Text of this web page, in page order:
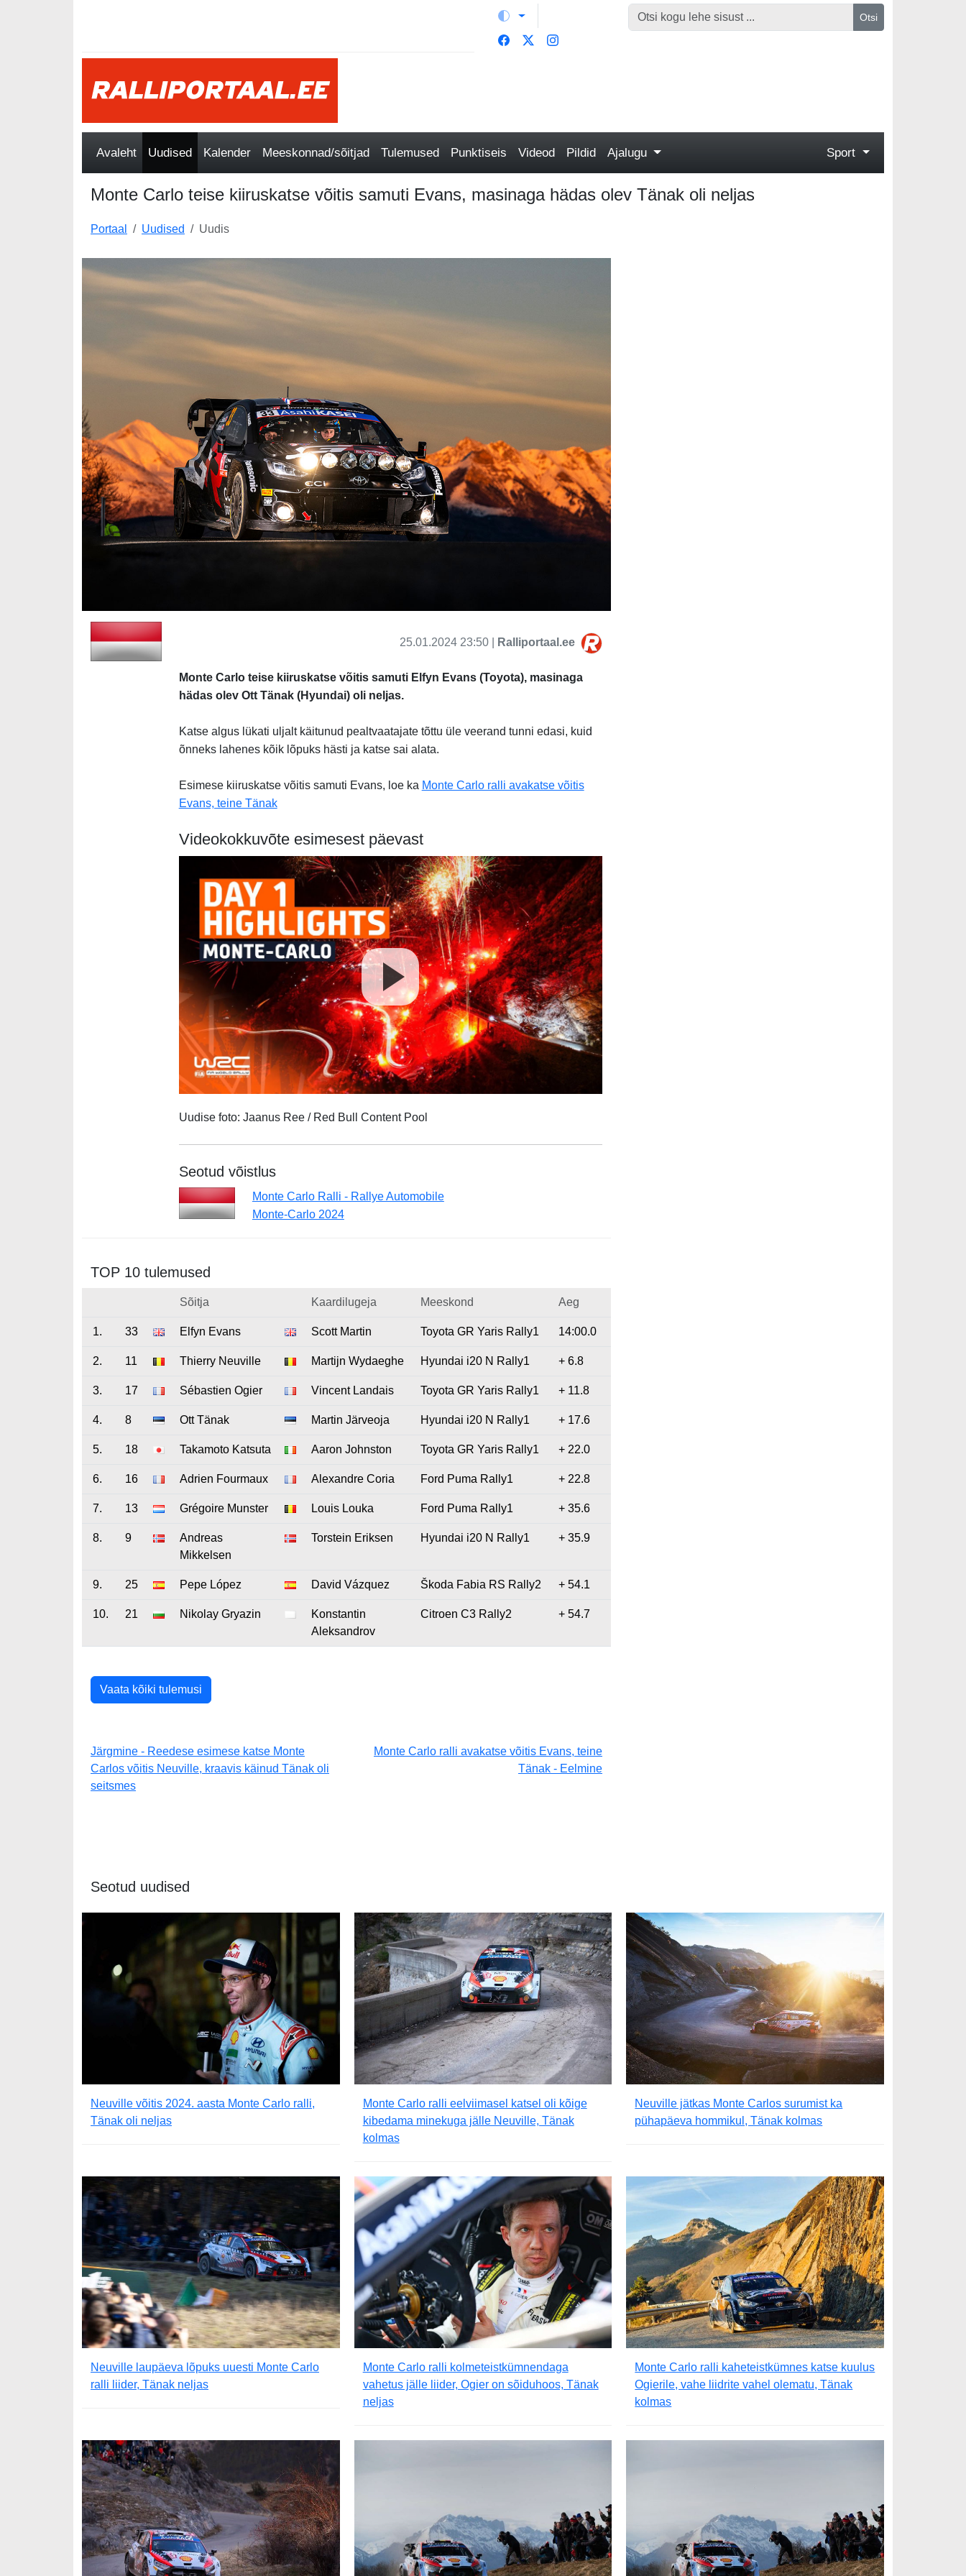
Otsi
Avaleht Uudised Kalender Meeskonnad/sõitjad Tulemused Punktiseis Videod Pildid Ajalugu Sport
Monte Carlo teise kiiruskatse võitis samuti Evans, masinaga hädas olev Tänak oli neljas
Portaal Uudised Uudis
25.01.2024 23:50 | Ralliportaal.ee
Monte Carlo teise kiiruskatse võitis samuti Elfyn Evans (Toyota), masinaga
hädas olev Ott Tänak (Hyundai) oli neljas.
Katse algus lükati uljalt käitunud pealtvaatajate tõttu üle veerand tunni edasi, kuid
õnneks lahenes kõik lõpuks hästi ja katse sai alata.
Esimese kiiruskatse võitis samuti Evans, loe ka Monte Carlo ralli avakatse võitis
Evans, teine Tänak
Videokokkuvõte esimesest päevast
Uudise foto: Jaanus Ree / Red Bull Content Pool
Seotud võistlus
Monte Carlo Ralli - Rallye Automobile
Monte-Carlo 2024
TOP 10 tulemused
Sõitja Kaardilugeja Meeskond Aeg
1. 33 Elfyn Evans Scott Martin Toyota GR Yaris Rally1 14:00.0
2. 11 Thierry Neuville Martijn Wydaeghe Hyundai i20 N Rally1 + 6.8
3. 17 Sébastien Ogier Vincent Landais Toyota GR Yaris Rally1 + 11.8
4. 8 Ott Tänak Martin Järveoja Hyundai i20 N Rally1 + 17.6
5. 18 Takamoto Katsuta Aaron Johnston Toyota GR Yaris Rally1 + 22.0
6. 16 Adrien Fourmaux Alexandre Coria Ford Puma Rally1 + 22.8
7. 13 Grégoire Munster Louis Louka Ford Puma Rally1 + 35.6
8. 9
Andreas
Mikkelsen
Torstein Eriksen Hyundai i20 N Rally1 + 35.9
9. 25 Pepe López David Vázquez Škoda Fabia RS Rally2 + 54.1
10. 21 Nikolay Gryazin
Konstantin
Aleksandrov
Citroen C3 Rally2 + 54.7
Vaata kõiki tulemusi
Järgmine - Reedese esimese katse Monte
Carlos võitis Neuville, kraavis käinud Tänak oli
seitsmes
Monte Carlo ralli avakatse võitis Evans, teine
Tänak - Eelmine
Seotud uudised
Neuville võitis 2024. aasta Monte Carlo ralli,
Tänak oli neljas
Monte Carlo ralli eelviimasel katsel oli kõige
kibedama minekuga jälle Neuville, Tänak
kolmas
Neuville jätkas Monte Carlos surumist ka
pühapäeva hommikul, Tänak kolmas
Neuville laupäeva lõpuks uuesti Monte Carlo
ralli liider, Tänak neljas
Monte Carlo ralli kolmeteistkümnendaga
vahetus jälle liider, Ogier on sõiduhoos, Tänak
neljas
Monte Carlo ralli kaheteistkümnes katse kuulus
Ogierile, vahe liidrite vahel olematu, Tänak
kolmas